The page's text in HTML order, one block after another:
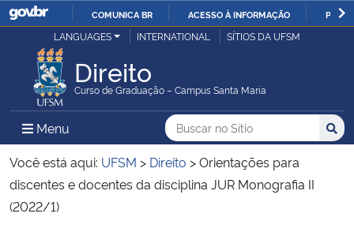
IR
COMUNICA BR ACESSO À INFORMAÇÃO
Ministério da Justiça e Segurança Pública
Ministério da Defesa
Ministério das Relações Exteriores
Ministério da Economia
LANGUAGES INTERNATIONAL SÍTIOS DA UFSM
Direito
Curso de Graduação – Campus Santa Maria
Menu Menu Principal do Sítio
Busca
Buscar no no Sítio
Busca:
Você está aqui: UFSM > Direito >Orientações para
discentes e docentes da disciplina JUR Monografia II
(2022/1)